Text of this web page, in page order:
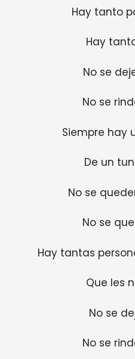
Hay tanto
Hay
No se
No se
Siempre hay
De un
No se
No se
Hay tantas
Que les
No se
No se